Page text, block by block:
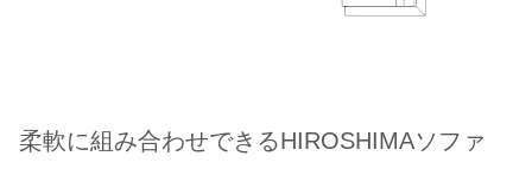
柔軟に組み合わせできるHIROSHIMAソファ